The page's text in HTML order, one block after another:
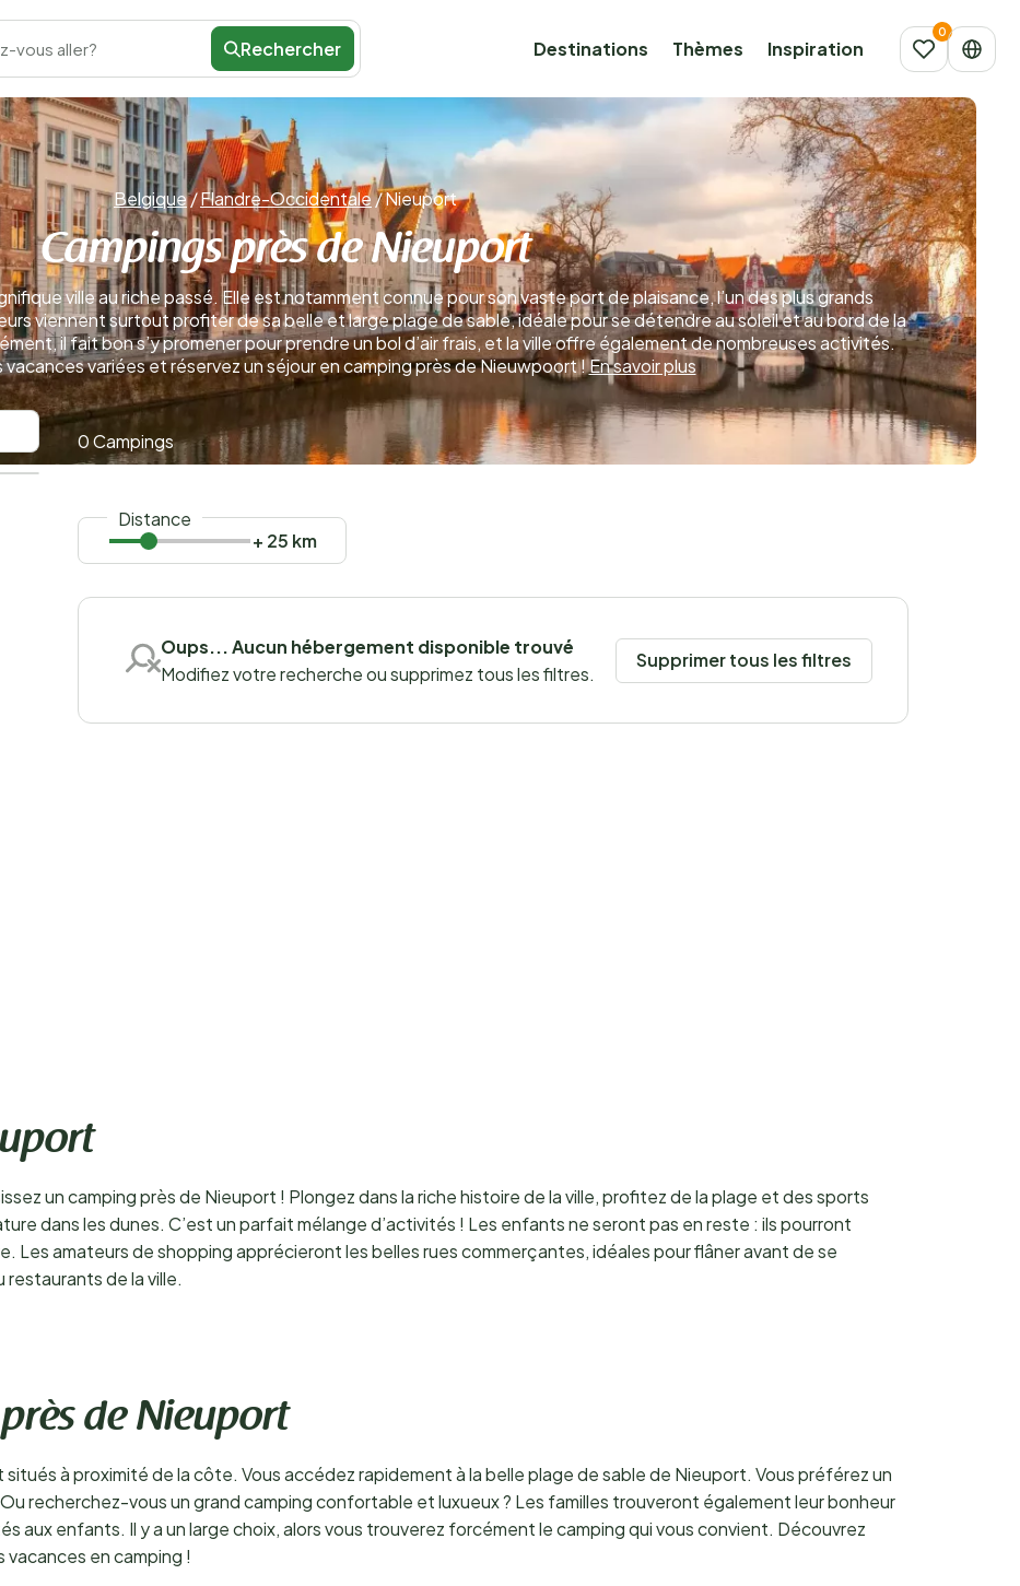
vous aller? Rechercher Destinations Thèmes Inspiration
Belgique/Flandre-Occidentale/Nieuport
Campings près de Nieuport
ville au riche passé. Elle est notamment connue pour son vaste port de plaisance, l’un des plus grands
viennent surtout profiter de sa belle et large plage de sable, idéale pour se détendre au soleil et au bord de la
il fait bon s’y promener pour prendre un bol d’air frais, et la ville offre également de nombreuses activités.
variées et réservez un séjour en camping près de Nieuwpoort !En savoir plus
0 Campings
Distance
+ 25 km
Oups... Aucun hébergement disponible trouvé
Modifiez votre recherche ou supprimez tous les filtres.
Supprimer tous les filtres
un camping près de Nieuport ! Plongez dans la riche histoire de la ville, profitez de la plage et des sports
dans les dunes. C’est un parfait mélange d’activités ! Les enfants ne seront pas en reste : ils pourront
Les amateurs de shopping apprécieront les belles rues commerçantes, idéales pour flâner avant de se
restaurants de la ville.
de Nieuport
à proximité de la côte. Vous accédez rapidement à la belle plage de sable de Nieuport. Vous préférez un
recherchez-vous un grand camping confortable et luxueux ? Les familles trouveront également leur bonheur
aux enfants. Il y a un large choix, alors vous trouverez forcément le camping qui vous convient. Découvrez
en camping !